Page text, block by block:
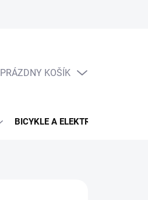
NÁKUPNÝ
PRÁZDNY KOŠÍK
BICYKLE A ELEKTRO BICYKLE